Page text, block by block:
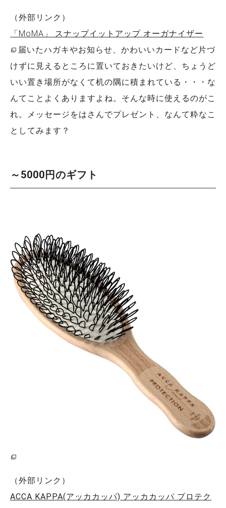
（外部リンク）
「MoMA」 スナップイットアップ オーガナイザー
届いたハガキやお知らせ、かわいいカードなど片づ
けずに見えるところに置いておきたいけど、ちょうど
いい置き場所がなくて机の隅に積まれている・・・な
んてことよくありますよね。そんな時に使えるのがこ
れ。メッセージをはさんでプレゼント、なんて粋なこ
としてみます？
～5000円のギフト
（外部リンク）
ACCA KAPPA(アッカカッパ) アッカカッパ プロテク